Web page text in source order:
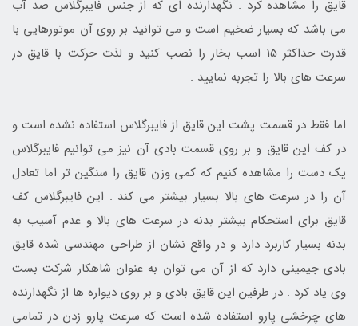
قایق را مشاهده کرد . نگهدارنده ای که از جنس فایبرگلاس ضد آب
می باشد که بسیار ضخیم است و می توانید بر روی آن موتورهایی با
قدرت حداکثر 15 اسب بخار را نصب کنید و لذت حرکت با قایق در
سرعت های بالا را تجربه نمایید .
اما فقط در قسمت پشت این قایق از فایبرگلاس استفاده نشده است و
در کف این قایق و بر روی قسمت بادی آن نیز می توانیم فایبرگلاس
یک دست را مشاهده کنیم که کمی وزن قایق را سنگین تر اما تعادل
آن را در سرعت های بالا بسیار بیشتر می کند . این فایبرگلاس کف
قایق برای استحکام بیشتر بدنه در سرعت های بالا و عدم آسیب به
بدنه بسیار کاربرد دارد و در واقع نشان از طراحی مهندسی شده قایق
بادی جیمینی دارد که از آن می توان به عنوان شاهکار شرکت بست
وی یاد کرد . در طرفین این قایق بادی و بر روی دیواره ها از نگهدارنده
های چرخشی پارو استفاده شده است که سرعت پارو زدن در تمامی